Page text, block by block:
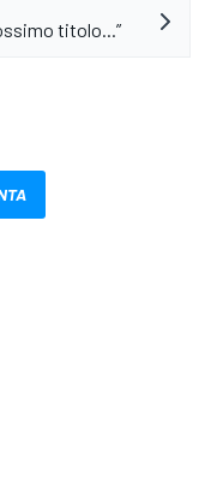
titolo...”